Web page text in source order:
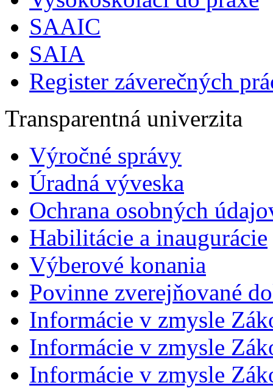
SAAIC
SAIA
Register záverečných
Transparentná univerzita
Výročné správy
Úradná výveska
Ochrana osobných
Habilitácie a inaugurácie
Výberové konania
Povinne zverejňované
Informácie v zmysle
Informácie v zmysle
Informácie v zmysle